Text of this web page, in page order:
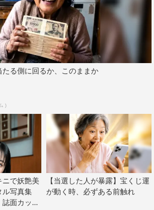
たる側に回るか、このままか
)
ニで妖艶美
写真集
誌面カッ...
【当選した人が暴露】宝くじ運
が動く時、必ずある前触れ